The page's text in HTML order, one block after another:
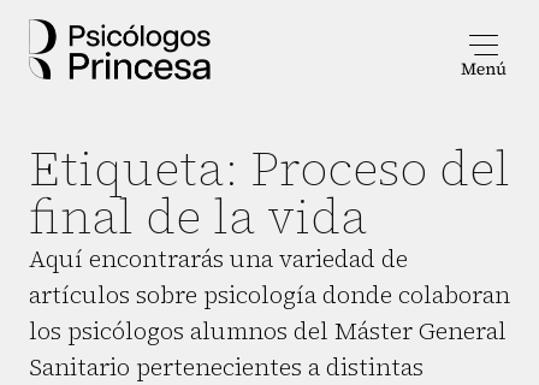
Etiqueta: Proceso del
final de la vida
Aquí encontrarás una variedad de
artículos sobre psicología donde colaboran
los psicólogos alumnos del Máster General
Sanitario pertenecientes a distintas